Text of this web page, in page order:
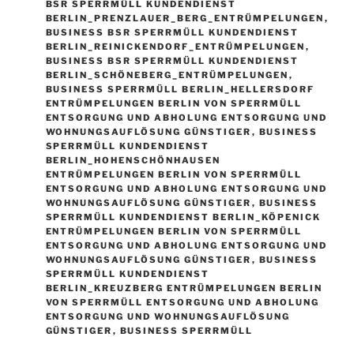
BSR SPERRMÜLL KUNDENDIENST
BERLIN_PRENZLAUER_BERG_ENTRÜMPELUNGEN ,
BUSINESS BSR SPERRMÜLL KUNDENDIENST
BERLIN_REINICKENDORF_ENTRÜMPELUNGEN ,
BUSINESS BSR SPERRMÜLL KUNDENDIENST
BERLIN_SCHÖNEBERG_ENTRÜMPELUNGEN ,
BUSINESS SPERRMÜLL BERLIN_HELLERSDORF
ENTRÜMPELUNGEN BERLIN VON SPERRMÜLL
ENTSORGUNG UND ABHOLUNG ENTSORGUNG UND
WOHNUNGSAUFLÖSUNG GÜNSTIGER , BUSINESS
SPERRMÜLL KUNDENDIENST
BERLIN_HOHENSCHÖNHAUSEN
ENTRÜMPELUNGEN BERLIN VON SPERRMÜLL
ENTSORGUNG UND ABHOLUNG ENTSORGUNG UND
WOHNUNGSAUFLÖSUNG GÜNSTIGER , BUSINESS
SPERRMÜLL KUNDENDIENST BERLIN_KÖPENICK
ENTRÜMPELUNGEN BERLIN VON SPERRMÜLL
ENTSORGUNG UND ABHOLUNG ENTSORGUNG UND
WOHNUNGSAUFLÖSUNG GÜNSTIGER , BUSINESS
SPERRMÜLL KUNDENDIENST
BERLIN_KREUZBERG ENTRÜMPELUNGEN BERLIN
VON SPERRMÜLL ENTSORGUNG UND ABHOLUNG
ENTSORGUNG UND WOHNUNGSAUFLÖSUNG
GÜNSTIGER , BUSINESS SPERRMÜLL